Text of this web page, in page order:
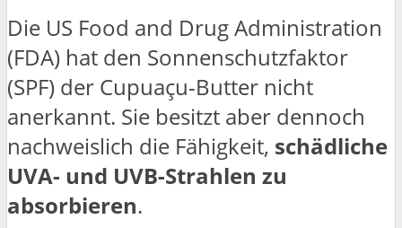
Die US Food and Drug Administration
(FDA) hat den Sonnenschutzfaktor
(SPF) der Cupuaçu-Butter nicht
anerkannt. Sie besitzt aber dennoch
nachweislich die Fähigkeit, schädliche
UVA- und UVB-Strahlen zu
absorbieren.